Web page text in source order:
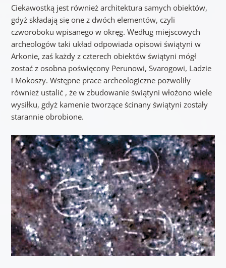
Ciekawostką jest również architektura samych obiektów,
gdyż składają się one z dwóch elementów, czyli
czworoboku wpisanego w okręg. Według miejscowych
archeologów taki układ odpowiada opisowi świątyni w
Arkonie, zaś każdy z czterech obiektów świątyni mógł
zostać z osobna poświęcony Perunowi, Svarogowi, Ladzie
i Mokoszy. Wstępne prace archeologiczne pozwoliły
również ustalić , że w zbudowanie świątyni włożono wiele
wysiłku, gdyż kamenie tworzące ścinany świątyni zostały
starannie obrobione.